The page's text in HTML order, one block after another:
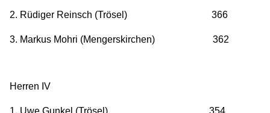
2. Rüdiger Reinsch (Trösel) 366
3. Markus Mohri (Mengerskirchen) 362
Herren IV
1. Uwe Gunkel (Trösel) 354